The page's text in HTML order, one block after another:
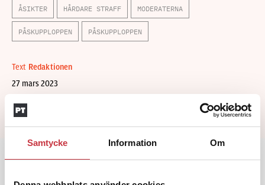
Samtycke Information Om
ÅSIKTER HÅRDARE STRAFF MODERATERNA
PÅSKUPPLOPPEN PÅSKUPPLOPPEN
Text Redaktionen
27 mars 2023
Dela artikel: E-post